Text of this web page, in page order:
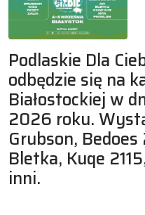
Podlaskie Dla
odbędzie się na
Białostockiej w
2026 roku.
Grubson, Bedoes
Bletka, Kuqe
inni.